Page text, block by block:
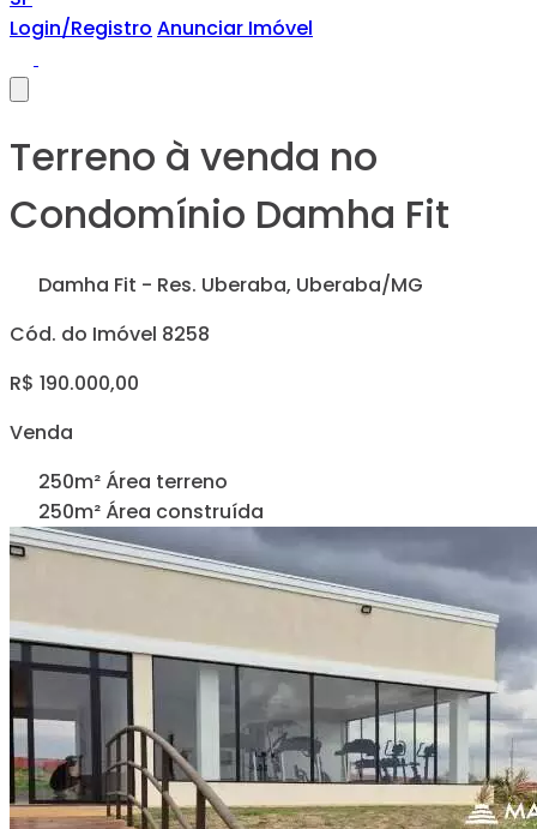
Login/Registro Anunciar Imóvel
Terreno à venda no
Condomínio Damha Fit
Damha Fit - Res. Uberaba, Uberaba/MG
Cód. do Imóvel 8258
R$ 190.000,00
Venda
250m² Área terreno
250m² Área construída